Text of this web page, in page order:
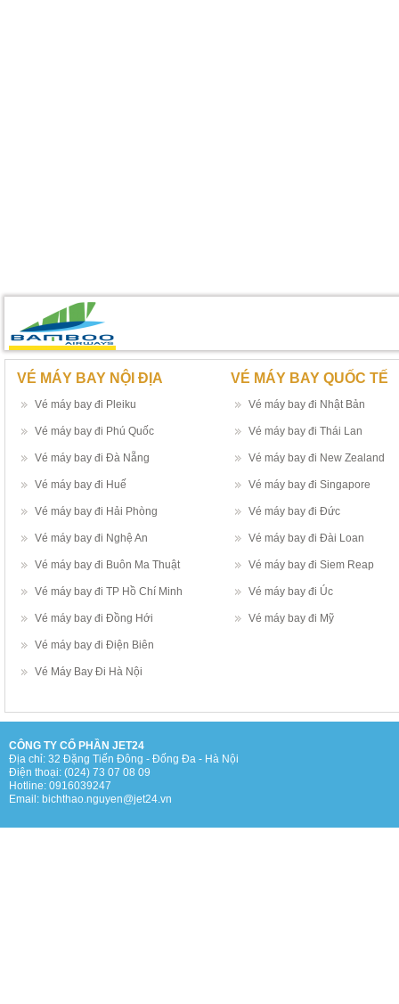
VÉ MÁY BAY NỘI ĐỊA
Vé máy bay đi Pleiku
Vé máy bay đi Phú Quốc
Vé máy bay đi Đà Nẵng
Vé máy bay đi Huế
Vé máy bay đi Hải Phòng
Vé máy bay đi Nghệ An
Vé máy bay đi Buôn Ma Thuật
Vé máy bay đi TP Hồ Chí Minh
Vé máy bay đi Đồng Hới
Vé máy bay đi Điện Biên
Vé Máy Bay Đi Hà Nội
VÉ MÁY BAY QUỐC TẾ
Vé máy bay đi Nhật Bản
Vé máy bay đi Thái Lan
Vé máy bay đi New Zealand
Vé máy bay đi Singapore
Vé máy bay đi Đức
Vé máy bay đi Đài Loan
Vé máy bay đi Siem Reap
Vé máy bay đi Úc
Vé máy bay đi Mỹ
CÔNG TY CỔ PHẦN JET24
Địa chỉ: 32 Đặng Tiến Đông - Đống Đa - Hà Nội
Điện thoại: (024) 73 07 08 09
Hotline: 0916039247
Email: bichthao.nguyen@jet24.vn